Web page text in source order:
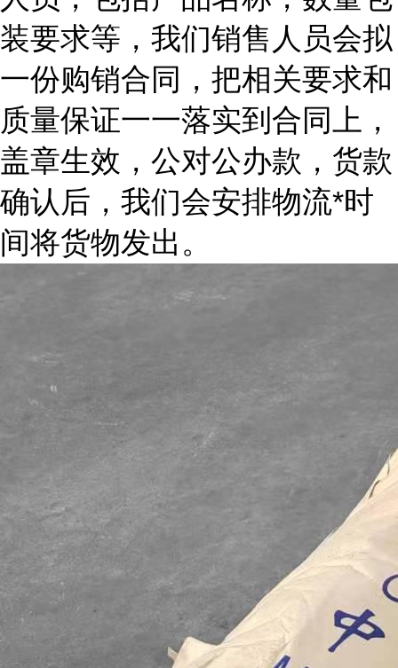
装要求等，我们销售人员会拟
一份购销合同，把相关要求和
质量保证一一落实到合同上，
盖章生效，公对公办款，货款
确认后，我们会安排物流*时
间将货物发出。